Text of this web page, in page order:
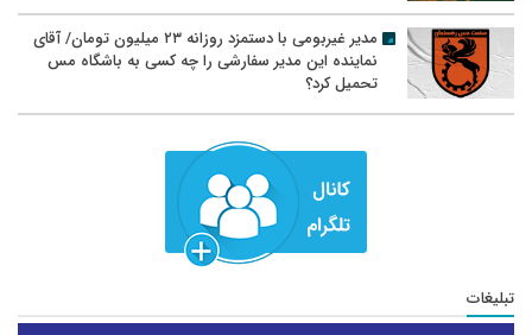
مدیر غیربومی با دستمزد روزانه ۲۳ میلیون تومان/ آقای
نماینده این مدیر سفارشی را چه کسی به باشگاه مس
تحمیل کرد؟
تبلیغات